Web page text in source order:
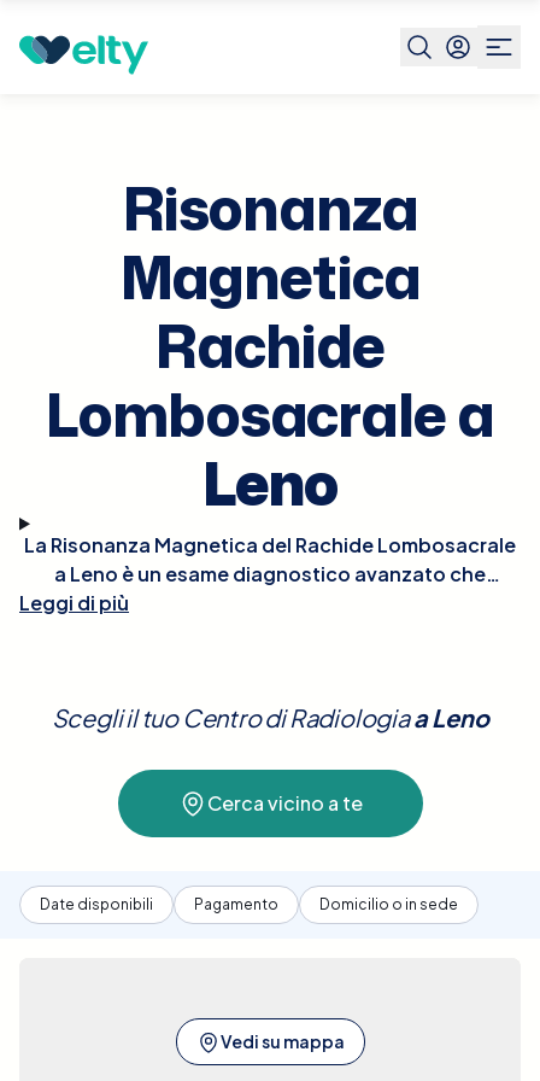
Prenota visita Risonanza Magnetica Rachide
Risonanza
Magnetica
Rachide
Lombosacrale a
Leno
La Risonanza Magnetica del Rachide Lombosacrale
a Leno è un esame diagnostico avanzato che
sfrutta campi magnetici per ottenere immagini
monitorare condizioni come ernie del disco, stenosi
patologie che possono causare dolore lombare o
sciatalgia. L'esame è non invasivo e, in genere, non
richiede preparazioni particolari, ma è essenziale
interferenze con le immagini.Con Elty, prenotare
una Risonanza Magnetica del Rachide
fornendo tutte le informazioni dettagliate
necessarie per fare una scelta informata basata su
Leggi di più
Scegli il tuo Centro di RadiologiaaLeno
Cerca vicino a te
Date disponibili Pagamento Domicilio o in sede
Vedi su mappa